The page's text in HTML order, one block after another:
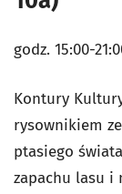
godz. 15:00-
Kontury
rysownikiem
ptasiego
zapachu lasu i